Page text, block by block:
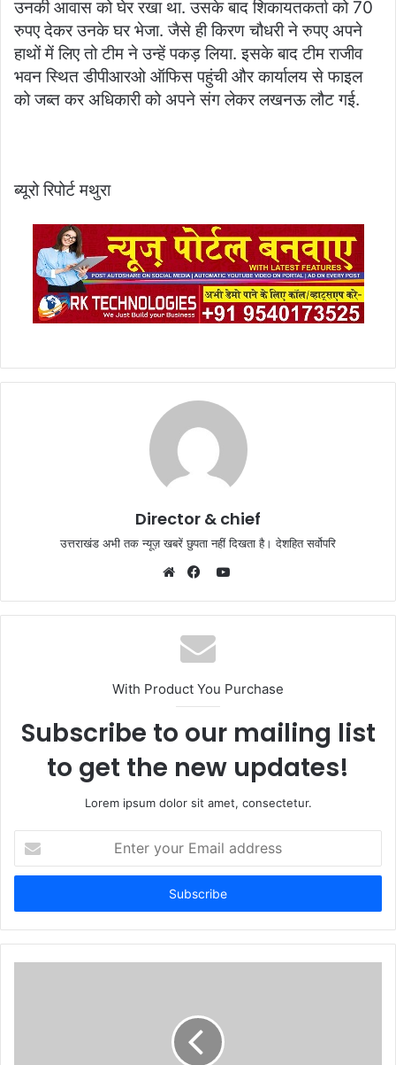
उनकी आवास को घेर रखा था. उसके बाद शिकायतकर्ता को 70
रुपए देकर उनके घर भेजा. जैसे ही किरण चौधरी ने रुपए अपने
हाथों में लिए तो टीम ने उन्हें पकड़ लिया. इसके बाद टीम राजीव
भवन स्थित डीपीआरओ ऑफिस पहुंची और कार्यालय से फाइल
को जब्त कर अधिकारी को अपने संग लेकर लखनऊ लौट गई.
ब्यूरो रिपोर्ट मथुरा
Director & chief
उत्तराखंड अभी तक न्यूज़ खबरें छुपता नहीं दिखता है। देशहित सर्वोपरि
YouTube
With Product You Purchase
Subscribe to our mailing list
to get the new updates!
Lorem ipsum dolor sit amet, consectetur.
your
Email